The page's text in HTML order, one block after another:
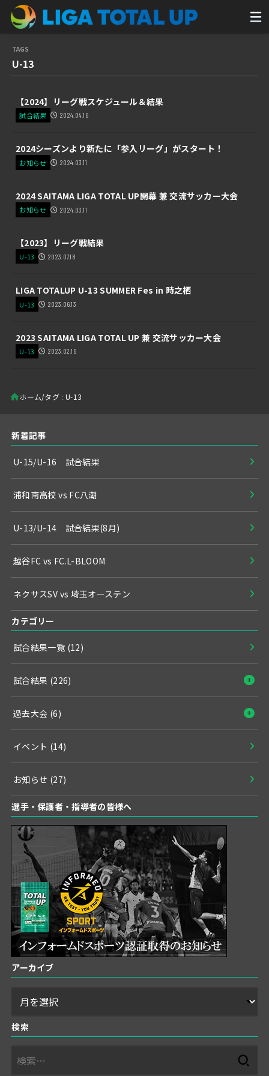
U-13
【2024】リーグ戦スケジュール＆結果
試合結果 2024.04.16
2024シーズンより新たに「参入リーグ」がスタート！
お知らせ 2024.03.11
2024 SAITAMA LIGA TOTAL UP開幕 兼 交流サッカー大会
お知らせ 2024.03.11
【2023】リーグ戦結果
U-13 2023.07.18
LIGA TOTALUP U-13 SUMMER Fes in 時之栖
U-13 2023.06.13
2023 SAITAMA LIGA TOTAL UP 兼 交流サッカー大会
U-13 2023.02.16
ホーム タグ : U-13
新着記事
U-15/U-16 試合結果
浦和南高校 vs FC八潮
U-13/U-14 試合結果(8月)
越谷FC vs FC.L-BLOOM
ネクサスSV vs 埼玉オーステン
カテゴリー
試合結果一覧 (12)
試合結果 (226)
過去大会 (6)
イベント (14)
お知らせ (27)
選手・保護者・指導者の皆様へ
アーカイブ
検索